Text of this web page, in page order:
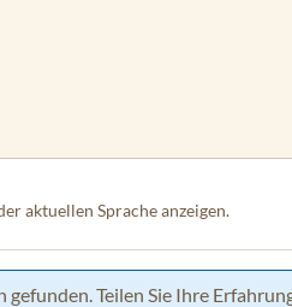
aktuellen Sprache anzeigen.
gefunden. Teilen Sie Ihre